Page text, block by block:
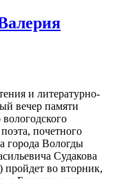
и литературно-
вечер памяти
вологодского
почетного
города Вологды
Судакова
пройдет во вторник,